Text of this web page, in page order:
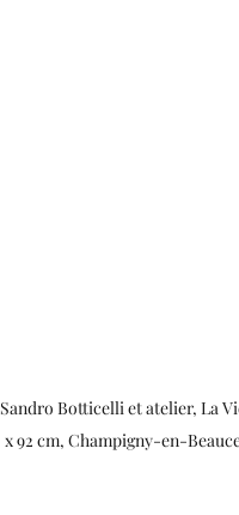
Sandro Botticelli et atelier, La
x 92 cm, Champigny-en-